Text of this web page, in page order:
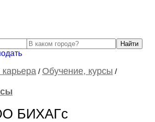
/ Обучение, курсы /
БИХАГс